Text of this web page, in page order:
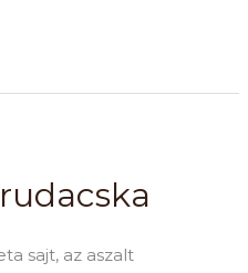
sajt, az aszalt